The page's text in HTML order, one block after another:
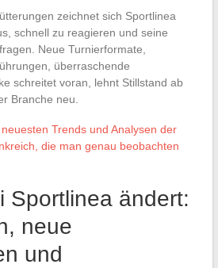
zeichnet sich Sportlinea
schnell zu reagieren und seine
Neue Turnierformate,
überraschende
schreitet voran, lehnt Stillstand ab
Branche neu.
neuesten Trends und Analysen der
die man genau beobachten
Sportlinea ändert:
neue
und